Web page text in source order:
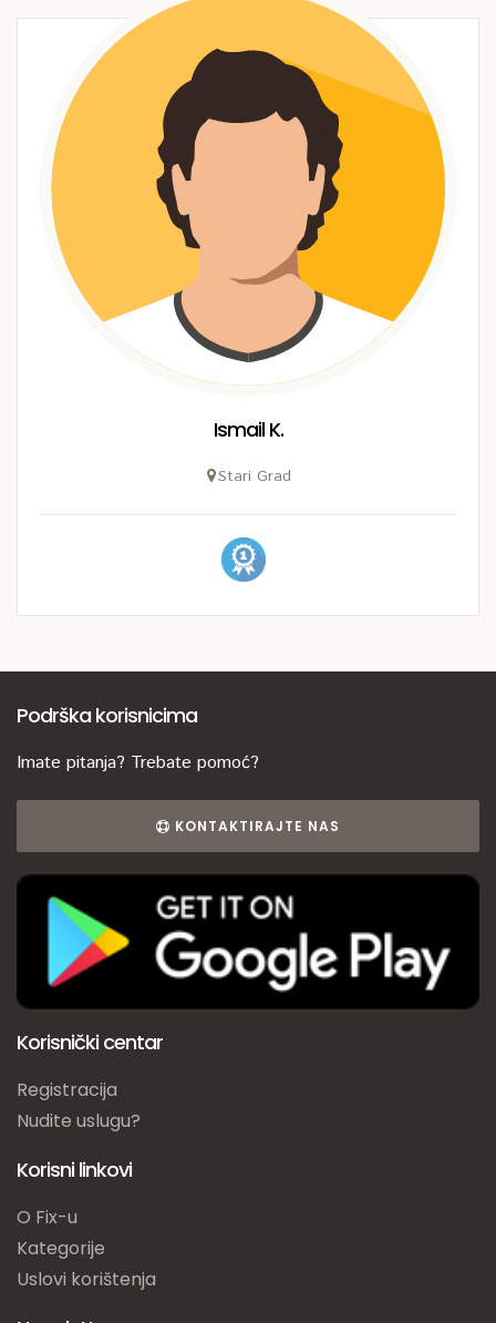
Ismail K.
Stari Grad
Podrška korisnicima
Imate pitanja? Trebate pomoć?
KONTAKTIRAJTE NAS
Korisnički centar
Registracija
Nudite uslugu?
Korisni linkovi
O Fix-u
Kategorije
Uslovi korištenja